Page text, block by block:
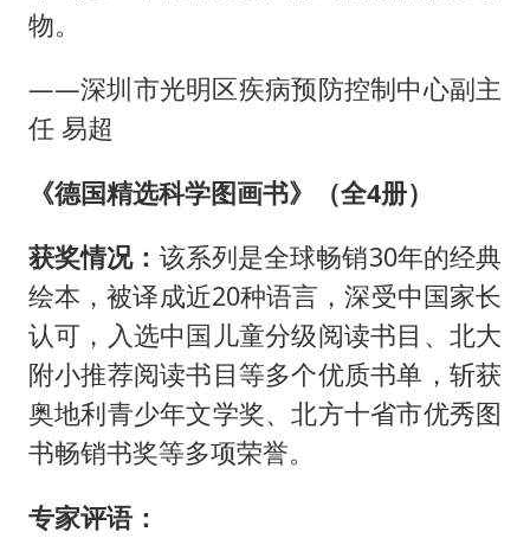
物。
——深圳市光明区疾病预防控制中心副主
任 易超
《德国精选科学图画书》（全4册）
获奖情况： 该系列是全球畅销30年的经典
绘本，被译成近20种语言，深受中国家长
认可，入选中国儿童分级阅读书目、北大
附小推荐阅读书目等多个优质书单，斩获
奥地利青少年文学奖、北方十省市优秀图
书畅销书奖等多项荣誉。
专家评语：